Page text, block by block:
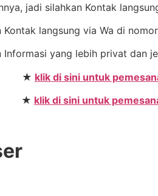
jadi silahkan Kontak
langsung via Wa di
yang lebih privat dan
★ klik di sini untuk
★ klik di sini untuk